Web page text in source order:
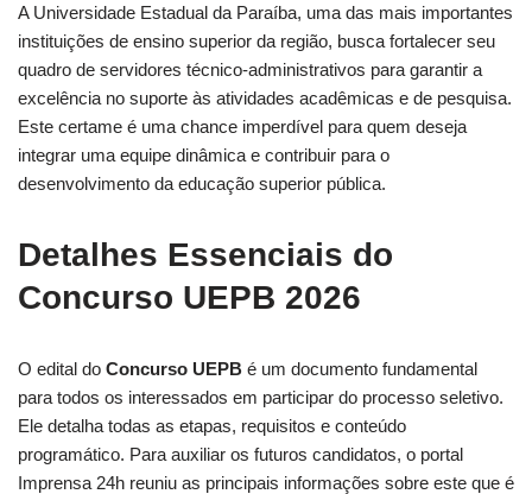
A Universidade Estadual da Paraíba, uma das mais importantes
instituições de ensino superior da região, busca fortalecer seu
quadro de servidores técnico-administrativos para garantir a
excelência no suporte às atividades acadêmicas e de pesquisa.
Este certame é uma chance imperdível para quem deseja
integrar uma equipe dinâmica e contribuir para o
desenvolvimento da educação superior pública.
Detalhes Essenciais do
Concurso UEPB 2026
O edital do Concurso UEPB é um documento fundamental
para todos os interessados em participar do processo seletivo.
Ele detalha todas as etapas, requisitos e conteúdo
programático. Para auxiliar os futuros candidatos, o portal
Imprensa 24h reuniu as principais informações sobre este que é